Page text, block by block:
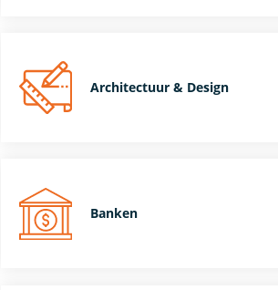
Architectuur & Design
Banken